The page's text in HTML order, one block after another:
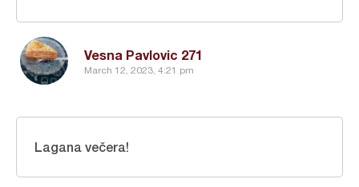
Vesna Pavlovic 271
March 12, 2023, 4:21 pm
Lagana večera!